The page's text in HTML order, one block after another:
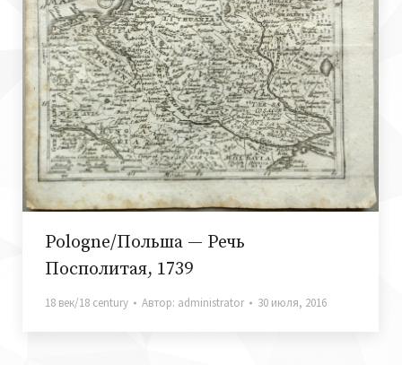
Pologne/Польша — Речь
Посполитая, 1739
18 век/18 century Автор: administrator 30 июля, 2016